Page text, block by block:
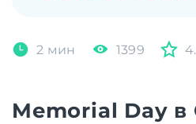
2 мин 1399
Memorial Day